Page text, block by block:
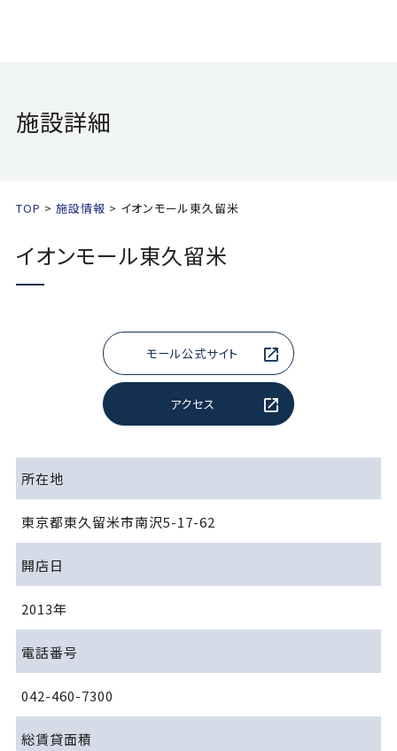
施設詳細
TOP 施設情報 イオンモール東久留米
イオンモール東久留米
モール公式サイト
アクセス
所在地
東京都東久留米市南沢5-17-62
開店日
2013年
電話番号
042-460-7300
総賃貸面積